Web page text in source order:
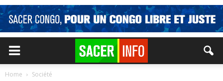
Home Société